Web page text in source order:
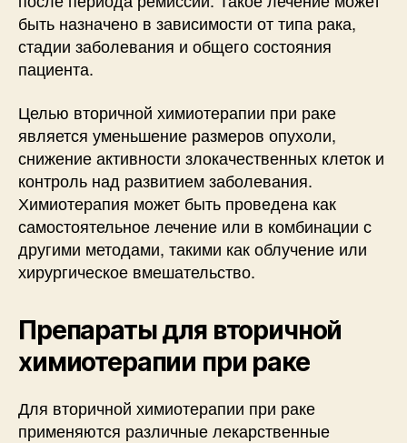
быть назначено в зависимости от типа рака,
стадии заболевания и общего состояния
пациента.
Целью вторичной химиотерапии при раке
является уменьшение размеров опухоли,
снижение активности злокачественных клеток и
контроль над развитием заболевания.
Химиотерапия может быть проведена как
самостоятельное лечение или в комбинации с
другими методами, такими как облучение или
хирургическое вмешательство.
Препараты для вторичной
химиотерапии при раке
Для вторичной химиотерапии при раке
применяются различные лекарственные